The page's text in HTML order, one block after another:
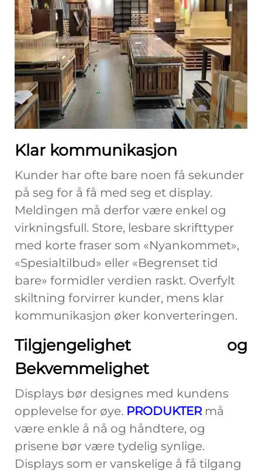
Klar kommunikasjon
Kunder har ofte bare noen få sekunder
på seg for å få med seg et display.
Meldingen må derfor være enkel og
virkningsfull. Store, lesbare skrifttyper
med korte fraser som «Nyankommet»,
«Spesialtilbud» eller «Begrenset tid
bare» formidler verdien raskt. Overfylt
skiltning forvirrer kunder, mens klar
kommunikasjon øker konverteringen.
Tilgjengelighet og
Bekvemmelighet
Displays bør designes med kundens
opplevelse for øye. PRODUKTER må
være enkle å nå og håndtere, og
prisene bør være tydelig synlige.
Displays som er vanskelige å få tilgang